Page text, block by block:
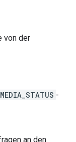
von der
-
an den